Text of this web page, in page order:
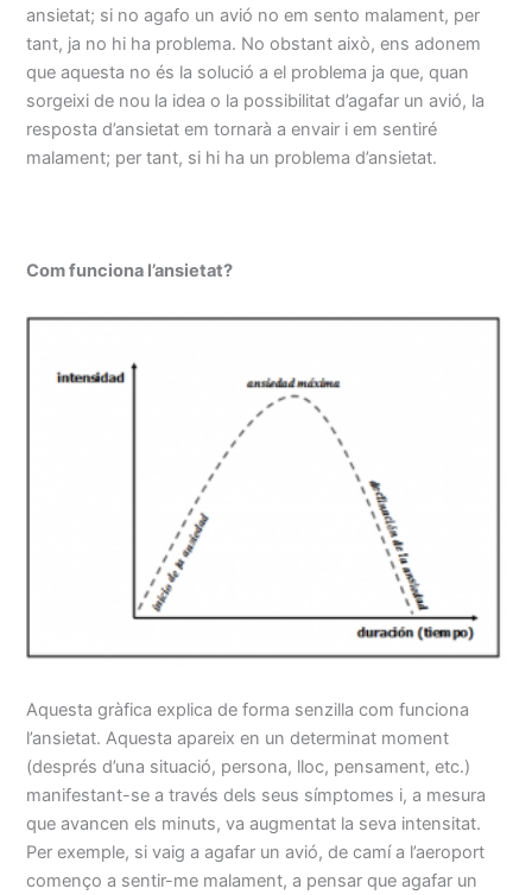
ansietat; si no agafo un avió no em sento malament, per
tant, ja no hi ha problema. No obstant això, ens adonem
que aquesta no és la solució a el problema ja que, quan
sorgeixi de nou la idea o la possibilitat d’agafar un avió, la
resposta d’ansietat em tornarà a envair i em sentiré
malament; per tant, si hi ha un problema d’ansietat.
Com funciona l’ansietat?
Aquesta gràfica explica de forma senzilla com funciona
l’ansietat. Aquesta apareix en un determinat moment
(després d’una situació, persona, lloc, pensament, etc.)
manifestant-se a través dels seus símptomes i, a mesura
que avancen els minuts, va augmentat la seva intensitat.
Per exemple, si vaig a agafar un avió, de camí a l’aeroport
començo a sentir-me malament, a pensar que agafar un